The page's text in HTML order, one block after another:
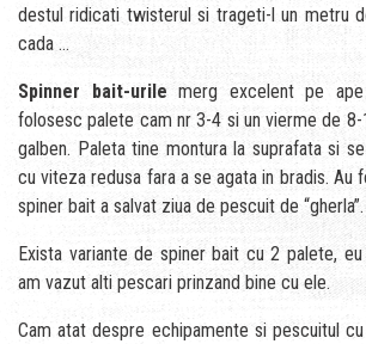
destul ridicati twisterul si trageti-l un metru
cada …
Spinner bait-urile merg excelent pe
folosesc palete cam nr 3-4 si un vierme de
galben. Paleta tine montura la suprafata si
cu viteza redusa fara a se agata in bradis. Au
spiner bait a salvat ziua de pescuit de “gherla”.
Exista variante de spiner bait cu 2 palete,
am vazut alti pescari prinzand bine cu ele.
Cam atat despre echipamente si pescuitul